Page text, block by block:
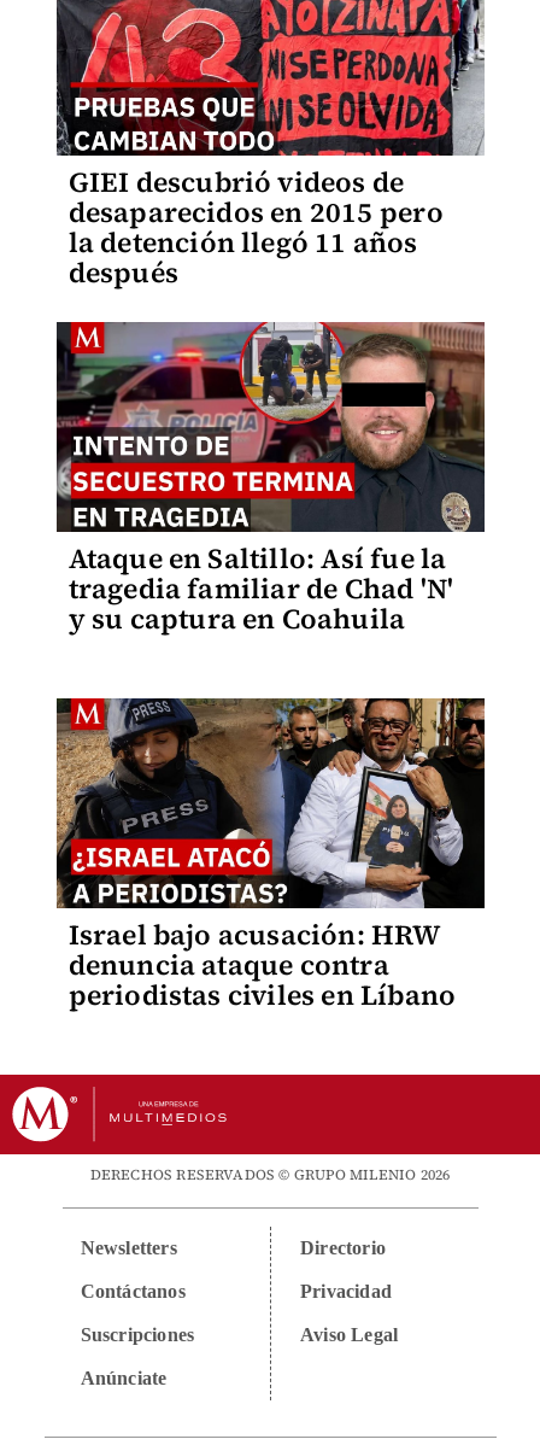
GIEI descubrió videos de
desaparecidos en 2015 pero
la detención llegó 11 años
después
Ataque en Saltillo: Así fue la
tragedia familiar de Chad 'N'
y su captura en Coahuila
Israel bajo acusación: HRW
denuncia ataque contra
periodistas civiles en Líbano
DERECHOS RESERVADOS © GRUPO MILENIO 2026
Newsletters
Contáctanos
Suscripciones
Anúnciate
Directorio
Privacidad
Aviso Legal